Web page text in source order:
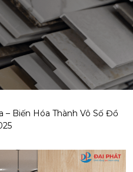
– Biến Hóa Thành Vô Số Đồ